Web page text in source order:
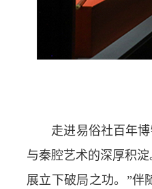
走进易俗社百年博
与秦腔艺术的深厚积
展立下破局之功。”伴